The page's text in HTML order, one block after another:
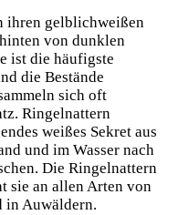
ihren gelblichweißen
von dunklen
ist die häufigste
die Bestände
sich oft
Ringelnattern
weißes Sekret aus
und im Wasser nach
Die Ringelnattern
sie an allen Arten von
in Auwäldern.